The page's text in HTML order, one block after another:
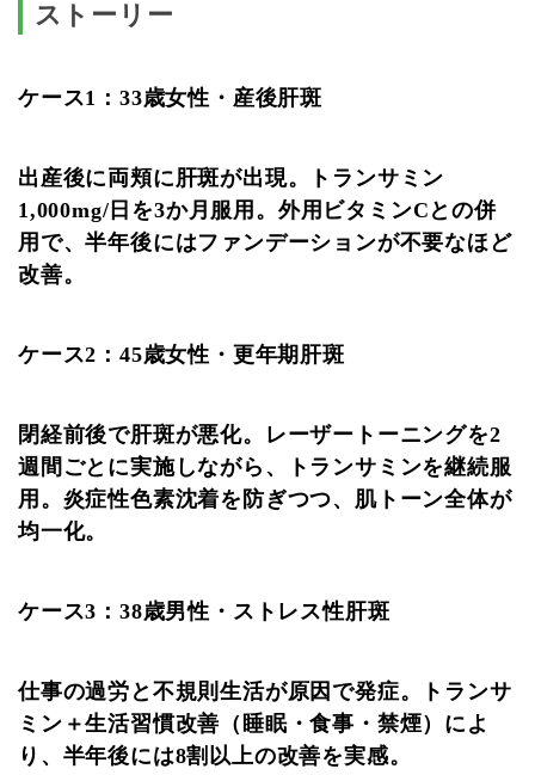
ストーリー
ケース1：33歳女性・産後肝斑
出産後に両頬に肝斑が出現。トランサミン
1,000mg/日を3か月服用。外用ビタミンCとの併
用で、半年後にはファンデーションが不要なほど
改善。
ケース2：45歳女性・更年期肝斑
閉経前後で肝斑が悪化。レーザートーニングを2
週間ごとに実施しながら、トランサミンを継続服
用。炎症性色素沈着を防ぎつつ、肌トーン全体が
均一化。
ケース3：38歳男性・ストレス性肝斑
仕事の過労と不規則生活が原因で発症。トランサ
ミン＋生活習慣改善（睡眠・食事・禁煙）によ
り、半年後には8割以上の改善を実感。